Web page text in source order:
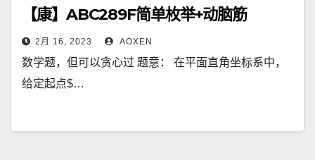
【康】ABC289F简单枚举+动脑筋
2月 16, 2023 AOXEN
数学题，但可以贪心过 题意： 在平面直角坐标系中，
给定起点$…